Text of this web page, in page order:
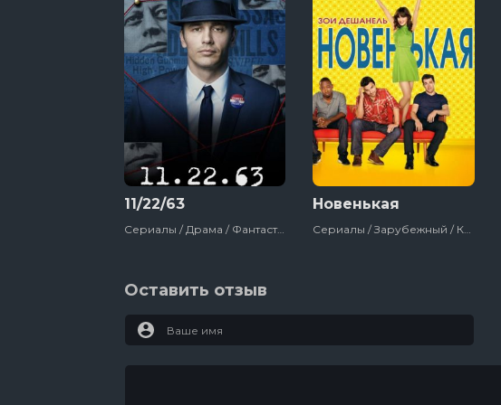
11/22/63
Сериалы / Драма / Фантастика / Триллер / Детектив / Сша / 2016
Новенькая
Сериалы / Зарубежный / Комедия / Ситкомы / Fox / Сша
Оставить отзыв
13 сезон
Темная